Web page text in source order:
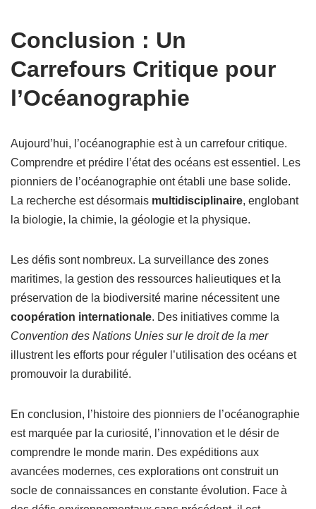
Conclusion : Un
Carrefours Critique pour
l’Océanographie
Aujourd’hui, l’océanographie est à un carrefour critique.
Comprendre et prédire l’état des océans est essentiel. Les
pionniers de l’océanographie ont établi une base solide.
La recherche est désormais multidisciplinaire, englobant
la biologie, la chimie, la géologie et la physique.
Les défis sont nombreux. La surveillance des zones
maritimes, la gestion des ressources halieutiques et la
préservation de la biodiversité marine nécessitent une
coopération internationale. Des initiatives comme la
Convention des Nations Unies sur le droit de la mer
illustrent les efforts pour réguler l’utilisation des océans et
promouvoir la durabilité.
En conclusion, l’histoire des pionniers de l’océanographie
est marquée par la curiosité, l’innovation et le désir de
comprendre le monde marin. Des expéditions aux
avancées modernes, ces explorations ont construit un
socle de connaissances en constante évolution. Face à